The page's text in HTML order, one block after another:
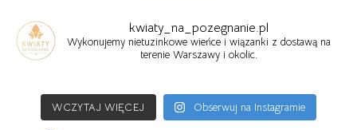
kwiaty_na_pozegnanie.pl
Wykonujemy nietuzinkowe wieńce i wiązanki z dostawą na
terenie Warszawy i okolic.
WCZYTAJ WIĘCEJ Obserwuj na Instagramie